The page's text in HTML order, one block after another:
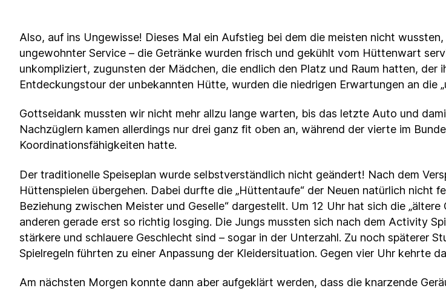
Also, auf ins Ungewisse! Dieses Mal ein Aufstieg bei dem die meisten nicht
ungewohnter Service – die Getränke wurden frisch und gekühlt vom Hüttenwart
unkompliziert, zugunsten der Mädchen, die endlich den Platz und Raum hatten,
Entdeckungstour der unbekannten Hütte, wurden die niedrigen Erwartungen an die
Gottseidank mussten wir nicht mehr allzu lange warten, bis das letzte Auto und
Nachzüglern kamen allerdings nur drei ganz fit oben an, während der vierte im
Koordinationsfähigkeiten hatte.
Der traditionelle Speiseplan wurde selbstverständlich nicht geändert! Nach dem
Hüttenspielen übergehen. Dabei durfte die „Hüttentaufe“ der Neuen natürlich nicht
Beziehung zwischen Meister und Geselle“ dargestellt. Um 12 Uhr hat sich die
anderen gerade erst so richtig losging. Die Jungs mussten sich nach dem Activity
stärkere und schlauere Geschlecht sind – sogar in der Unterzahl. Zu noch späterer
Spielregeln führten zu einer Anpassung der Kleidersituation. Gegen vier Uhr kehrte
Am nächsten Morgen konnte dann aber aufgeklärt werden, dass die knarzende